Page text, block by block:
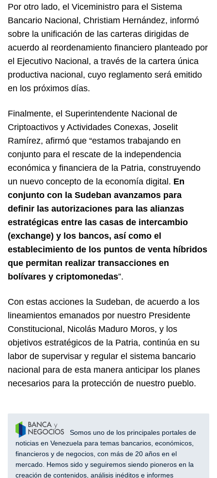
Por otro lado, el Viceministro para el Sistema
Bancario Nacional, Christiam Hernández, informó
sobre la unificación de las carteras dirigidas de
acuerdo al reordenamiento financiero planteado por
el Ejecutivo Nacional, a través de la cartera única
productiva nacional, cuyo reglamento será emitido
en los próximos días.
Finalmente, el Superintendente Nacional de
Criptoactivos y Actividades Conexas, Joselit
Ramírez, afirmó que “estamos trabajando en
conjunto para el rescate de la independencia
económica y financiera de la Patria, construyendo
un nuevo concepto de la economía digital. En
conjunto con la Sudeban avanzamos para
definir las autorizaciones para las alianzas
estratégicas entre las casas de intercambio
(exchange) y los bancos, así como el
establecimiento de los puntos de venta híbridos
que permitan realizar transacciones en
bolívares y criptomonedas”.
Con estas acciones la Sudeban, de acuerdo a los
lineamientos emanados por nuestro Presidente
Constitucional, Nicolás Maduro Moros, y los
objetivos estratégicos de la Patria, continúa en su
labor de supervisar y regular el sistema bancario
nacional para de esta manera anticipar los planes
necesarios para la protección de nuestro pueblo.
Somos uno de los principales portales de
noticias en Venezuela para temas bancarios, económicos,
financieros y de negocios, con más de 20 años en el
mercado. Hemos sido y seguiremos siendo pioneros en la
creación de contenidos, análisis inéditos e informes